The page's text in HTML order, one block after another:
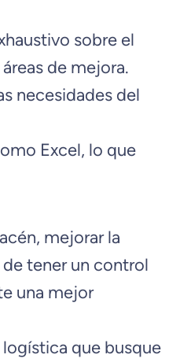
sobre el
de mejora.
necesidades del
Excel, lo que
mejorar la
tener un control
una mejor
que busque